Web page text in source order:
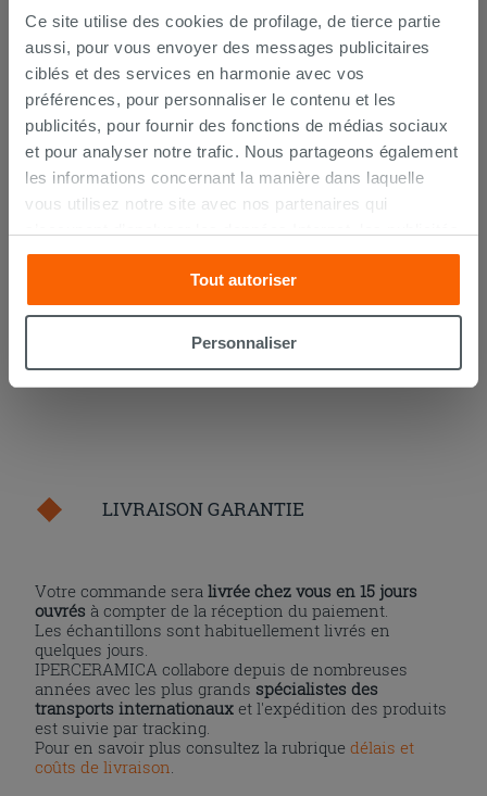
Ce site utilise des cookies de profilage, de tierce partie
aussi, pour vous envoyer des messages publicitaires
ciblés et des services en harmonie avec vos
préférences, pour personnaliser le contenu et les
publicités, pour fournir des fonctions de médias sociaux
et pour analyser notre trafic. Nous partageons également
les informations concernant la manière dans laquelle
vous utilisez notre site avec nos partenaires qui
et les réseaux sociaux. Lesdits partenaires pourraient
combiner ces informations avec d’autres que vous leur
avez fournies ou qu’ils ont recueillies à partir de votre
utilisation sur leurs services. Si vous souhaitez en savoir
cookies, ou à quelques-uns seulement,cliquez iciou
Tout autoriser
Personnaliser
Bonde douche Madrid Ø 90 mm avec
bride inox
31,90 €
LIVRAISON GARANTIE
Votre commande seralivrée chez vous en 15 jours
ouvrés à compter de la réception du paiement.
Les échantillons sont habituellement livrés en
quelques jours.
IPERCERAMICA collabore depuis de nombreuses
années avec les plus grands spécialistes des
transports internationaux et l'expédition des produits
est suivie par tracking.
Pour en savoir plus consultez la rubriquedélais et
coûts de livraison.